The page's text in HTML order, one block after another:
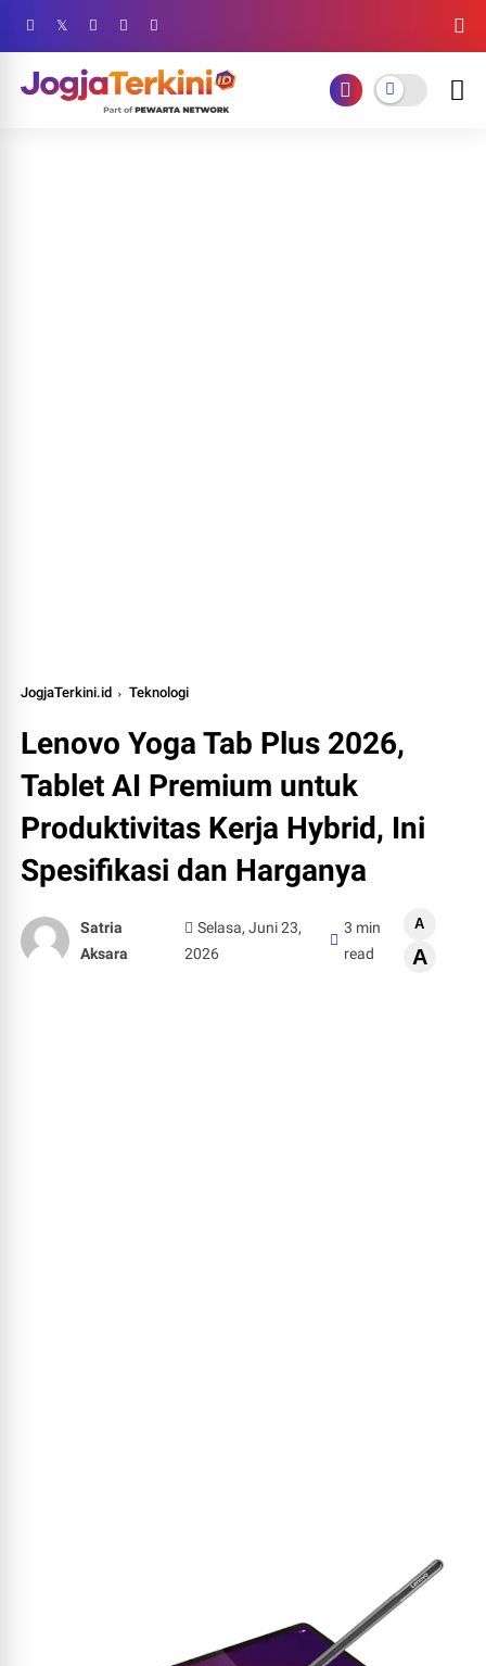
JogjaTerkini.id Teknologi
Lenovo Yoga Tab Plus 2026,
Tablet AI Premium untuk
Produktivitas Kerja Hybrid, Ini
Spesifikasi dan Harganya
Satria
Aksara
Selasa, Juni 23,
2026
3 min
read
A
A